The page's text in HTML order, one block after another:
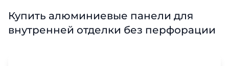
Купить алюминиевые панели для
внутренней отделки без перфорации